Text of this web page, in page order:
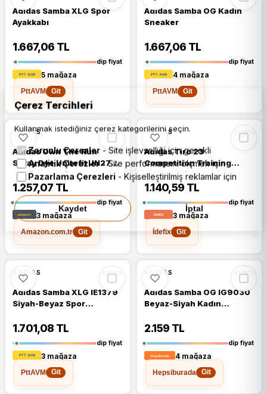
Adidas Samba XLG Spor
Ayakkabı
1.667,06 TL
dip fiyat
5 mağaza
PttAVM
Git
Adidas Samba OG Kadın
Sneaker
1.667,06 TL
dip fiyat
4 mağaza
PttAVM
Git
%65 🔥%65 DÜŞTÜ
ADIDAS stokta
Adidas Own The Run
Spray Dye Unitefit JN2703
Kapüşonlu Rüzgarlık
1.257,07 TL
dip fiyat
3 mağaza
Amazon.com.tr
Git
%64 %64 DÜŞTÜ
ADIDAS stokta
Adidas Tiro 23
Competition Training
HC5483 Siyah Erkek
Eşofman Altı
1.140,59 TL
dip fiyat
3 mağaza
İdefix
Git
%68 %68 DÜŞTÜ
ADIDAS stokta
Adidas Samba XLG IE1379
Siyah-Beyaz Spor
1.701,08 TL
dip fiyat
3 mağaza
PttAVM
Git
%62 %62 DÜŞTÜ
ADIDAS stokta
Adidas Samba OG IG9030
Beyaz-Siyah Kadın
2.159 TL
dip fiyat
4 mağaza
Hepsiburada
Git
Çerez Tercihleri
Kullanmak istediğiniz çerez kategorilerini seçin.
Zorunlu Çerezler - Site işlevselliği için gerekli
Analitik Çerezler- Site performansını ölçmek için
Pazarlama Çerezleri - Kişiselleştirilmiş reklamlar için
Kaydet İptal